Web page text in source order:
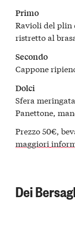
Primo
Ravioli del plin
ristretto al
Secondo
Cappone
Dolci
Sfera
Panettone,
Prezzo 50€,
maggiori
Dei